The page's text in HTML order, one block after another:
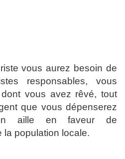
vous aurez besoin de
responsables, vous
vous avez rêvé, tout
que vous dépenserez
aille en faveur de
la population locale.